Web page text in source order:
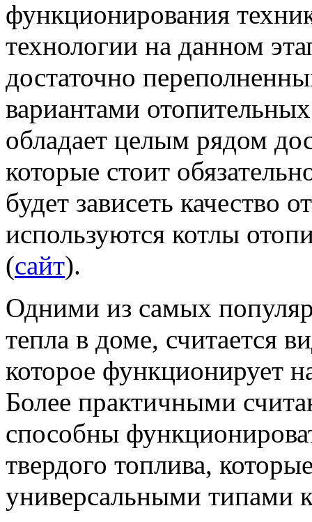
функционирования
технологии на данном
достаточно
вариантами
обладает целым рядом
которые стоит
будет зависеть качество
используются котлы
(сайт).
Одними из самых
тепла в доме, считается
которое функционирует
Более практичными
способны
твердого топлива,
универсальными типами